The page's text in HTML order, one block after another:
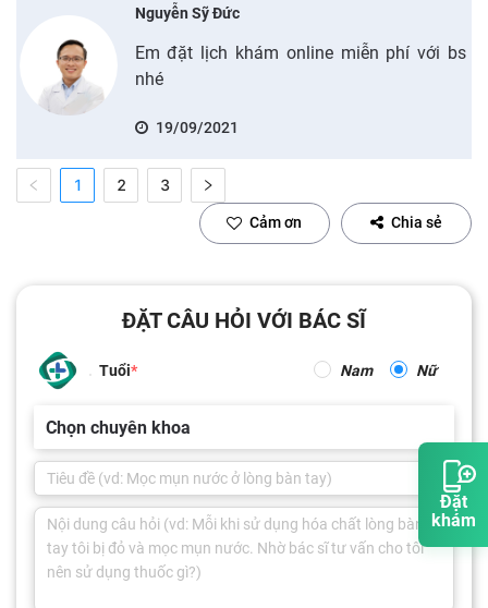
Đặt
khám
Nguyễn Sỹ Đức
Em đặt lịch khám online miễn phí với bs
nhé
19/09/2021
1 2 3
Cảm ơn Chia sẻ
ĐẶT CÂU HỎI VỚI BÁC SĨ
Tuổi Nam Nữ
Chọn chuyên khoa